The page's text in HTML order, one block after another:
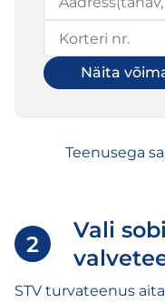
Näita
Teenusega
2
Vali
STV turvateenus